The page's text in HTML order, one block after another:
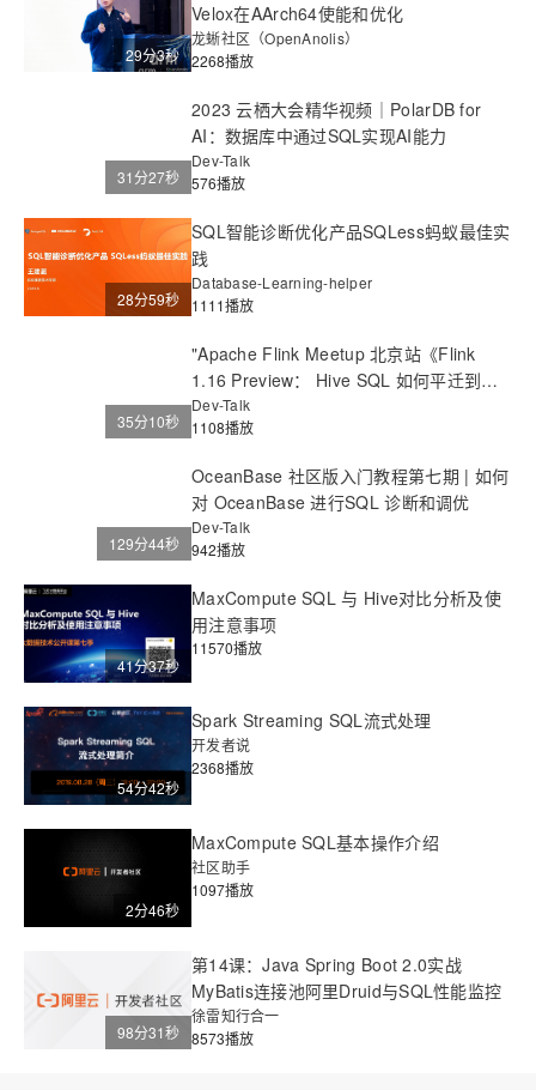
29分3秒
Velox在AArch64使能和优化
龙蜥社区（OpenAnolis）
2268播放
31分27秒
2023 云栖大会精华视频｜PolarDB for
AI：数据库中通过SQL实现AI能力
Dev-Talk
576播放
28分59秒
SQL智能诊断优化产品SQLess蚂蚁最佳实
践
Database-Learning-helper
1111播放
35分10秒
"Apache Flink Meetup 北京站《Flink
1.16 Preview： Hive SQL 如何平迁到
Flink SQL 》
Dev-Talk
1108播放
129分44秒
OceanBase 社区版入门教程第七期 | 如何
对 OceanBase 进行SQL 诊断和调优
Dev-Talk
942播放
41分37秒
MaxCompute SQL 与 Hive对比分析及使
用注意事项
11570播放
54分42秒
Spark Streaming SQL流式处理
开发者说
2368播放
2分46秒
MaxCompute SQL基本操作介绍
社区助手
1097播放
98分31秒
第14课：Java Spring Boot 2.0实战
MyBatis连接池阿里Druid与SQL性能监控
徐雷知行合一
8573播放